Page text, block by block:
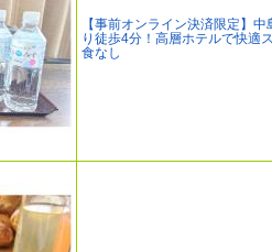
【事前オンライン決済限定】
り徒歩4分！高層ホテルで快適
食なし